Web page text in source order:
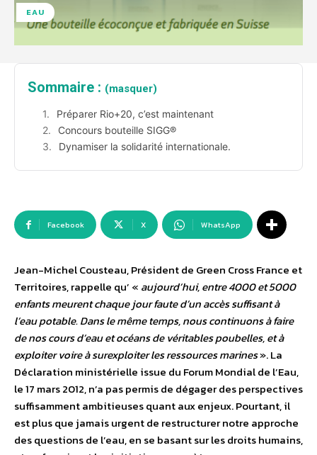
EAU
Sommaire : (masquer)
Préparer Rio+20, c’est maintenant
Concours bouteille SIGG®
Dynamiser la solidarité internationale.
Facebook X WhatsApp
Jean-Michel Cousteau, Président de Green Cross France et
Territoires, rappelle qu’ « aujourd’hui, entre 4000 et 5000
enfants meurent chaque jour faute d’un accès suffisant à
l’eau potable. Dans le même temps, nous continuons à faire
de nos cours d’eau et océans de véritables poubelles, et à
exploiter voire à surexploiter les ressources marines». La
Déclaration ministérielle issue du Forum Mondial de l’Eau,
le 17 mars 2012, n’a pas permis de dégager des perspectives
suffisamment ambitieuses quant aux enjeux. Pourtant, il
est plus que jamais urgent de restructurer notre approche
des questions de l’eau, en se basant sur les droits humains,